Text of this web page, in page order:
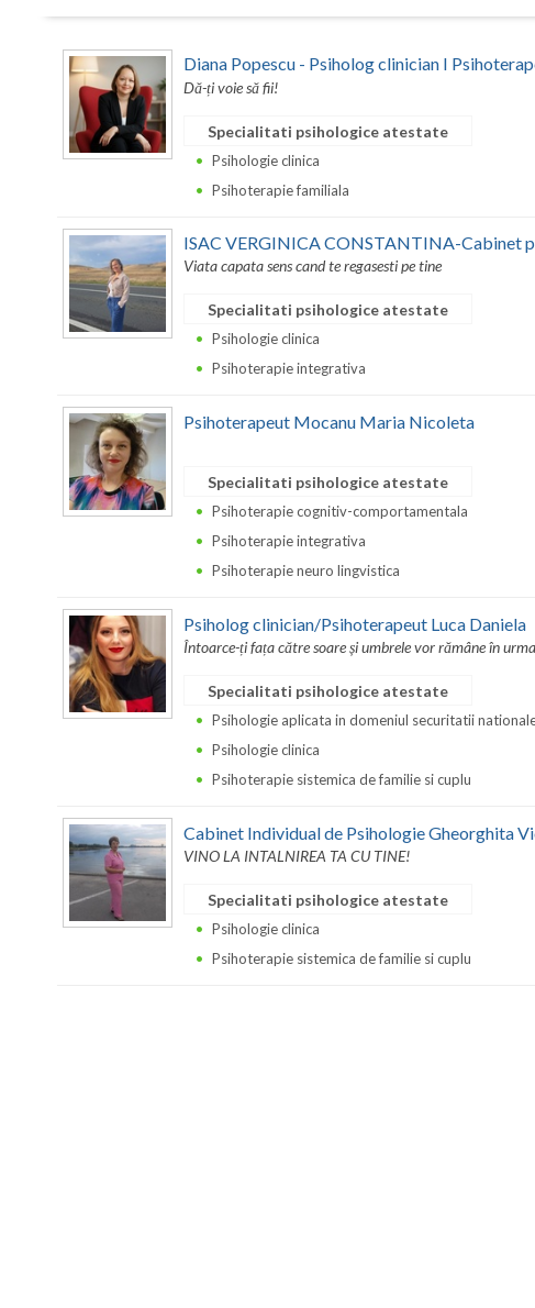
Diana Popescu - Psiholog clinician I
Dă-ți voie să fii!
Specialitati psihologice atestate
Psihologie clinica
Psihoterapie familiala
ISAC VERGINICA CONSTANTINA-Cabinet
Viata capata sens cand te regasesti pe tine
Specialitati psihologice atestate
Psihologie clinica
Psihoterapie integrativa
Psihoterapeut Mocanu Maria Nicoleta
Specialitati psihologice atestate
Psihoterapie cognitiv-comportamentala
Psihoterapie integrativa
Psihoterapie neuro lingvistica
Psiholog clinician/Psihoterapeut Luca Daniela
Întoarce-ți fața către soare și umbrele vor rămâne în
Specialitati psihologice atestate
Psihologie aplicata in domeniul securitatii
Psihologie clinica
Psihoterapie sistemica de familie si cuplu
Cabinet Individual de Psihologie Gheorghita
VINO LA INTALNIREA TA CU TINE!
Specialitati psihologice atestate
Psihologie clinica
Psihoterapie sistemica de familie si cuplu